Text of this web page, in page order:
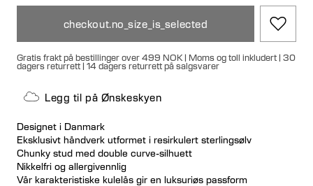
checkout.no_size_is_selected
Gratis frakt på bestillinger over 499 NOK | Moms og toll inkludert | 30
dagers returrett | 14 dagers returrett på salgsvarer
Legg til på Ønskeskyen
Designet i Danmark
Eksklusivt håndverk utformet i resirkulert sterlingsølv
Chunky stud med double curve-silhuett
Nikkelfri og allergivennlig
Vår karakteristiske kulelås gir en luksuriøs passform